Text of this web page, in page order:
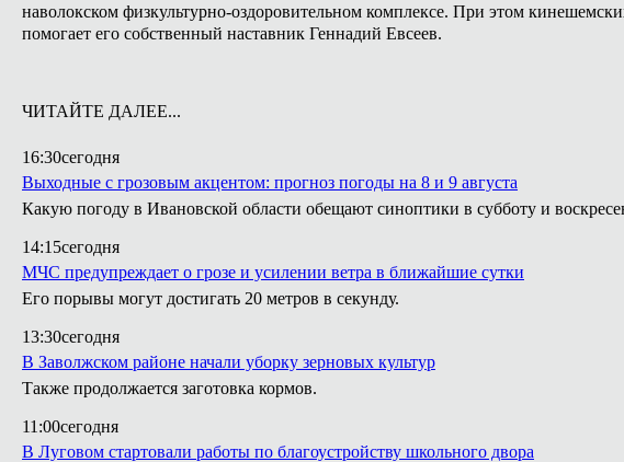
наволокском физкультурно-оздоровительном комплексе. При этом
помогает его собственный наставник Геннадий Евсеев.
ЧИТАЙТЕ ДАЛЕЕ...
16:30сегодня
Выходные с грозовым акцентом: прогноз погоды на 8 и 9 августа
Какую погоду в Ивановской области обещают синоптики в субботу и
14:15сегодня
МЧС предупреждает о грозе и усилении ветра в ближайшие сутки
Его порывы могут достигать 20 метров в секунду.
13:30сегодня
В Заволжском районе начали уборку зерновых культур
Также продолжается заготовка кормов.
11:00сегодня
В Луговом стартовали работы по благоустройству школьного двора